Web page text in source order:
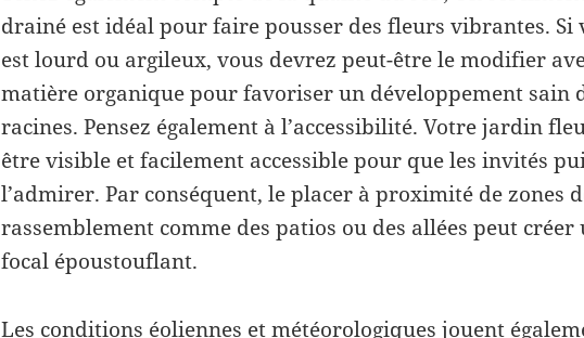
drainé est idéal pour faire pousser des fleurs vibrantes. Si
est lourd ou argileux, vous devrez peut-être le modifier
matière organique pour favoriser un développement sain
racines. Pensez également à l’accessibilité. Votre jardin
être visible et facilement accessible pour que les invités
l’admirer. Par conséquent, le placer à proximité de zones
rassemblement comme des patios ou des allées peut
focal époustouflant.
Les conditions éoliennes et météorologiques jouent